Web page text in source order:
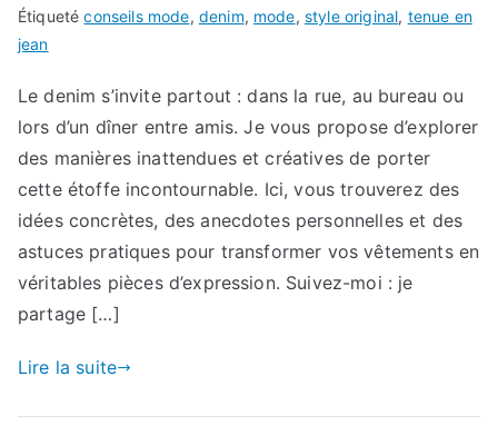
Étiquetéconseils mode, denim, mode, style original, tenue en
jean
Le denim s’invite partout : dans la rue, au bureau ou
lors d’un dîner entre amis. Je vous propose d’explorer
des manières inattendues et créatives de porter
cette étoffe incontournable. Ici, vous trouverez des
idées concrètes, des anecdotes personnelles et des
astuces pratiques pour transformer vos vêtements en
véritables pièces d’expression. Suivez-moi : je
partage […]
Lire la suite